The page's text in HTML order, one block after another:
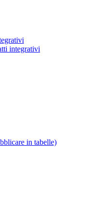
integrativi
in tabelle)